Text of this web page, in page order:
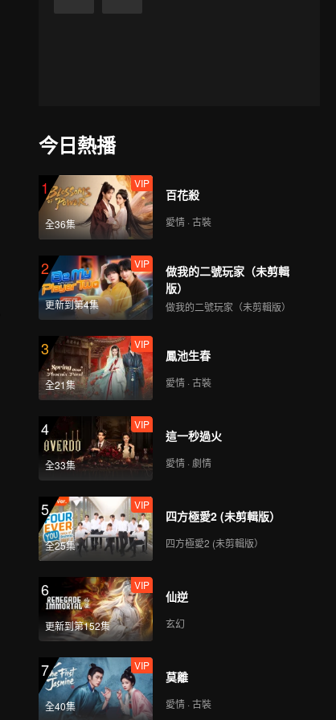
今日熱播
1
全36集
VIP
百花殺
愛情 · 古裝
2
更新到第4集
VIP
做我的二號玩家（未剪輯
版）
做我的二號玩家（未剪輯版）
3
全21集
VIP
鳳池生春
愛情 · 古裝
4
全33集
VIP
這一秒過火
愛情 · 劇情
5
全25集
VIP
四方極愛2 (未剪輯版）
四方極愛2 (未剪輯版）
6
更新到第152集
VIP
仙逆
玄幻
7
全40集
VIP
莫離
愛情 · 古裝